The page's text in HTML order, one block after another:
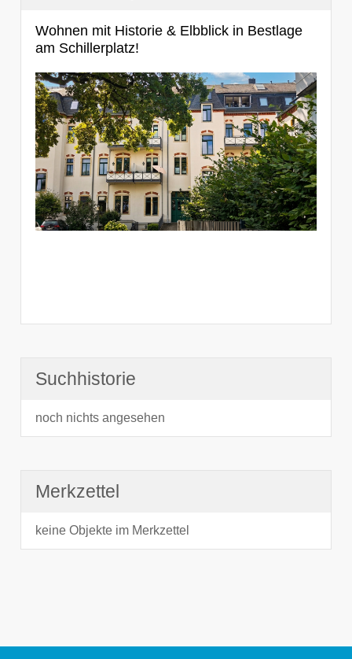
Wohnen mit Historie & Elbblick in Bestlage
am Schillerplatz!
Suchhistorie
noch nichts angesehen
Merkzettel
keine Objekte im Merkzettel